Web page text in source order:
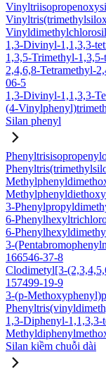
1,3-Divinyl-1,1,3,3-
1,3,5-Trimethyl-
2,4,6,8-Tetramethyl-
06-5
1,3-Divinyl-1,1,3,3-
(4-
Silan phenyl
3-
6-
6-
3-
166546-37-8
Clodimetyl[3-
157499-19-9
3-(p-
1,3-Diphenyl-
Silan kiềm chuỗi dài